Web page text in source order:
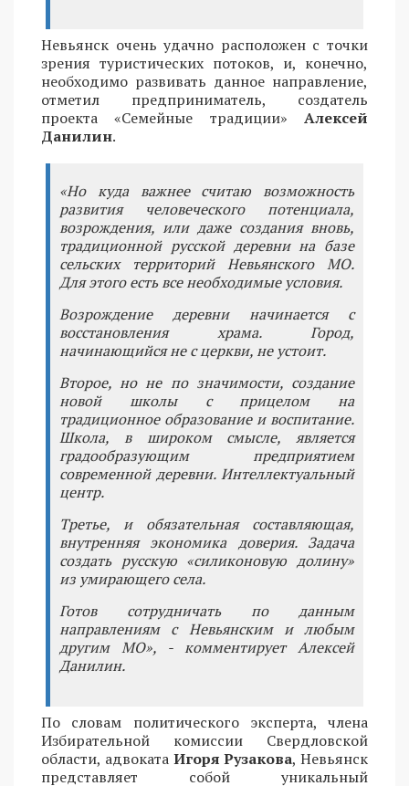
Невьянск очень удачно расположен с точки
зрения туристических потоков, и, конечно,
необходимо развивать данное направление,
отметил предприниматель, создатель
проекта «Семейные традиции» Алексей
Данилин.
«Но куда важнее считаю возможность
развития человеческого потенциала,
возрождения, или даже создания вновь,
традиционной русской деревни на базе
сельских территорий Невьянского МО.
Для этого есть все необходимые условия.
Возрождение деревни начинается с
восстановления храма. Город,
начинающийся не с церкви, не устоит.
Второе, но не по значимости, создание
новой школы с прицелом на
традиционное образование и воспитание.
Школа, в широком смысле, является
градообразующим предприятием
современной деревни. Интеллектуальный
центр.
Третье, и обязательная составляющая,
внутренняя экономика доверия. Задача
создать русскую «силиконовую долину»
из умирающего села.
Готов сотрудничать по данным
направлениям с Невьянским и любым
другим МО», - комментирует Алексей
Данилин.
По словам политического эксперта, члена
Избирательной комиссии Свердловской
области, адвоката Игоря Рузакова, Невьянск
представляет собой уникальный